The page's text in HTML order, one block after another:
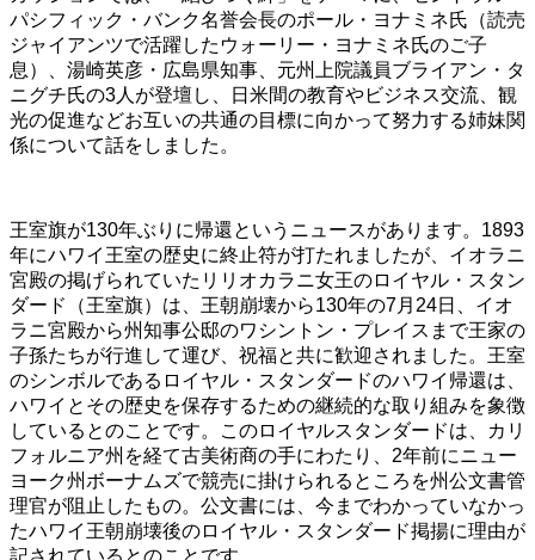
パシフィック・バンク名誉会長のポール・ヨナミネ氏（読売
ジャイアンツで活躍したウォーリー・ヨナミネ氏のご子
息）、湯崎英彦・広島県知事、元州上院議員ブライアン・タ
ニグチ氏の3人が登壇し、日米間の教育やビジネス交流、観
光の促進などお互いの共通の目標に向かって努力する姉妹関
係について話をしました。
王室旗が130年ぶりに帰還というニュースがあります。1893
年にハワイ王室の歴史に終止符が打たれましたが、イオラニ
宮殿の掲げられていたリリオカラニ女王のロイヤル・スタン
ダード（王室旗）は、王朝崩壊から130年の7月24日、イオ
ラニ宮殿から州知事公邸のワシントン・プレイスまで王家の
子孫たちが行進して運び、祝福と共に歓迎されました。王室
のシンボルであるロイヤル・スタンダードのハワイ帰還は、
ハワイとその歴史を保存するための継続的な取り組みを象徴
しているとのことです。このロイヤルスタンダードは、カリ
フォルニア州を経て古美術商の手にわたり、2年前にニュー
ヨーク州ボーナムズで競売に掛けられるところを州公文書管
理官が阻止したもの。公文書には、今までわかっていなかっ
たハワイ王朝崩壊後のロイヤル・スタンダード掲揚に理由が
記されているとのことです。